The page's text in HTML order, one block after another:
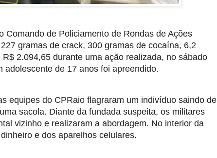
de Policiamento de Rondas de Ações
gramas de crack, 300 gramas de cocaína, 6,2
2.094,65 durante uma ação realizada, no sábado
adolescente de 17 anos foi apreendido.
equipes do CPRaio flagraram um indivíduo saindo de
sacola. Diante da fundada suspeita, os militares
vizinho e realizaram a abordagem. No interior da
e dos aparelhos celulares.